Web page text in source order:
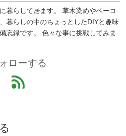
暮らして居ます。 草木染めやベーコ
暮らしの中のちょっとしたDIYと趣味
忘録です。 色々な事に挑戦してみま
ローする
feed